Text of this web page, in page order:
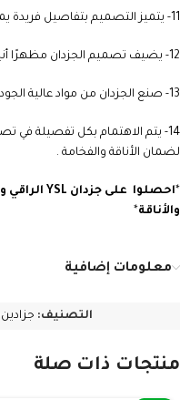
11- يتميز التصميم بتفاصيل فريدة يمزه عن غيره من الجزادين الأخرى.
12- يضيف تصميم الجزدان مظهرًا أنيقًا وجذابًا يلفت الانتباه.
13- صنع الجزدان من مواد عالية الجودة لتضمن متانة واستدامة على المدى الطويل.
14- يتم الاهتمام بكل تفصيلة في
لضمان الأناقة والفخامة .
*احصلوا على جزدان YSL
الراقي
والأناقة*
معلومات إضافية
التصنيف: جزادين
منتجات ذات صلة